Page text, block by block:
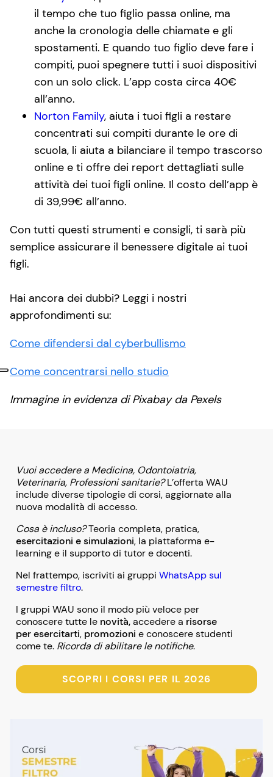
il tempo che tuo figlio passa online, ma
anche la cronologia delle chiamate e gli
spostamenti. E quando tuo figlio deve fare i
compiti, puoi spegnere tutti i suoi dispositivi
con un solo click. L’app costa circa 40€
all’anno.
Norton Family, aiuta i tuoi figli a restare
concentrati sui compiti durante le ore di
scuola, li aiuta a bilanciare il tempo trascorso
online e ti offre dei report dettagliati sulle
attività dei tuoi figli online. Il costo dell’app è
di 39,99€ all’anno.
Con tutti questi strumenti e consigli, ti sarà più
semplice assicurare il benessere digitale ai tuoi
figli.
Hai ancora dei dubbi? Leggi i nostri
approfondimenti su:
Come difendersi dal cyberbullismo
Come concentrarsi nello studio
Immagine in evidenza di Pixabay da Pexels
Vuoi accedere a Medicina, Odontoiatria,
Veterinaria, Professioni sanitarie?L’offerta WAU
include diverse tipologie di corsi, aggiornate alla
nuova modalità di accesso.
Cosa è incluso?Teoria completa, pratica,
esercitazioni e simulazioni, la piattaforma e-
learning e il supporto di tutor e docenti.
Nel frattempo, iscriviti ai gruppi WhatsApp sul
semestre filtro.
I gruppi WAU sono il modo più veloce per
conoscere tutte le novità,accedere a risorse
per esercitarti, promozioni e conoscere studenti
come te. Ricorda di abilitare le notifiche.
SCOPRI I CORSI PER IL 2026